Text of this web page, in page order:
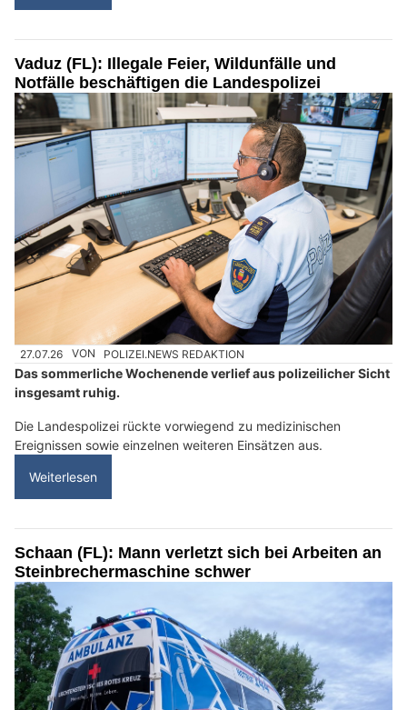
Vaduz (FL): Illegale Feier, Wildunfälle und
Notfälle beschäftigen die Landespolizei
27.07.26 VON POLIZEI.NEWS REDAKTION
Das sommerliche Wochenende verlief aus polizeilicher Sicht
insgesamt ruhig.
Die Landespolizei rückte vorwiegend zu medizinischen
Ereignissen sowie einzelnen weiteren Einsätzen aus.
Weiterlesen
Schaan (FL): Mann verletzt sich bei Arbeiten an
Steinbrechermaschine schwer